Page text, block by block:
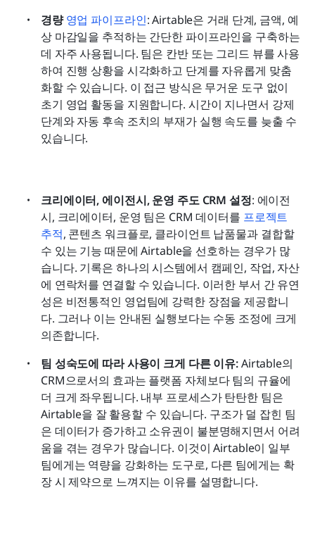
경량 영업 파이프라인: Airtable은 거래 단계, 금액, 예
상 마감일을 추적하는 간단한 파이프라인을 구축하는
데 자주 사용됩니다. 팀은 칸반 또는 그리드 뷰를 사용
하여 진행 상황을 시각화하고 단계를 자유롭게 맞춤
화할 수 있습니다. 이 접근 방식은 무거운 도구 없이
초기 영업 활동을 지원합니다. 시간이 지나면서 강제
단계와 자동 후속 조치의 부재가 실행 속도를 늦출 수
있습니다.
크리에이터, 에이전시, 운영 주도 CRM 설정: 에이전
시, 크리에이터, 운영 팀은 CRM 데이터를 프로젝트
추적, 콘텐츠 워크플로, 클라이언트 납품물과 결합할
수 있는 기능 때문에 Airtable을 선호하는 경우가 많
습니다. 기록은 하나의 시스템에서 캠페인, 작업, 자산
에 연락처를 연결할 수 있습니다. 이러한 부서 간 유연
성은 비전통적인 영업팀에 강력한 장점을 제공합니
다. 그러나 이는 안내된 실행보다는 수동 조정에 크게
의존합니다.
팀 성숙도에 따라 사용이 크게 다른 이유: Airtable의
CRM으로서의 효과는 플랫폼 자체보다 팀의 규율에
더 크게 좌우됩니다. 내부 프로세스가 탄탄한 팀은
Airtable을 잘 활용할 수 있습니다. 구조가 덜 잡힌 팀
은 데이터가 증가하고 소유권이 불분명해지면서 어려
움을 겪는 경우가 많습니다. 이것이 Airtable이 일부
팀에게는 역량을 강화하는 도구로, 다른 팀에게는 확
장 시 제약으로 느껴지는 이유를 설명합니다.